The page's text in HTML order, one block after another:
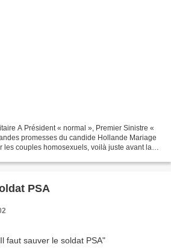
A Président « normal », Premier Sinistre «
promesses du candide Hollande Mariage
les couples homosexuels, voilà juste avant la
PSA